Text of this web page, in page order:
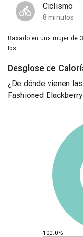
Ciclismo
8 minutos
Basado en una mujer de
lbs.
Desglose de
¿De dónde vienen
Fashioned
100.0%